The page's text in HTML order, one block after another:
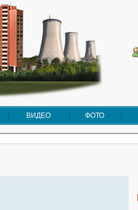
ВИДЕО ФОТО